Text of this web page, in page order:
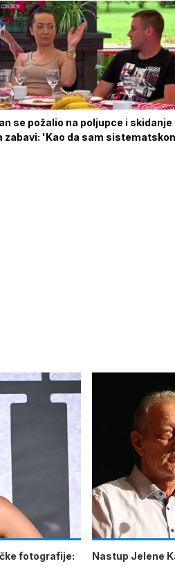
se požalio na poljupce i skidanje
zabavi: 'Kao da sam
fotografije:
Nastup Jelene